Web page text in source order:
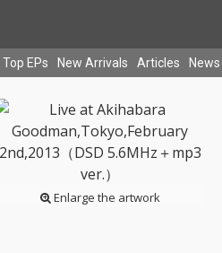
Top EPs New Arrivals Articles News
Enlarge the artwork